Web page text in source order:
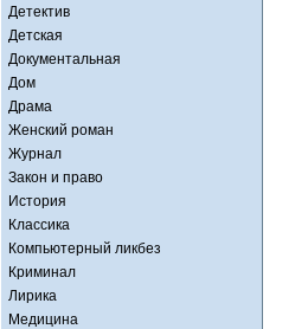
Детектив
Детская
Документальная
Дом
Драма
Женский роман
Журнал
Закон и право
История
Классика
Компьютерный ликбез
Криминал
Лирика
Медицина